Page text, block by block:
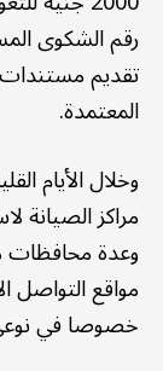
تقديم مستندات
المعتمدة.
وخلال الأيام
مراكز الصيانة
وعدة محافظات
مواقع
خصوصا في نوعي 92 و95، الأكثر